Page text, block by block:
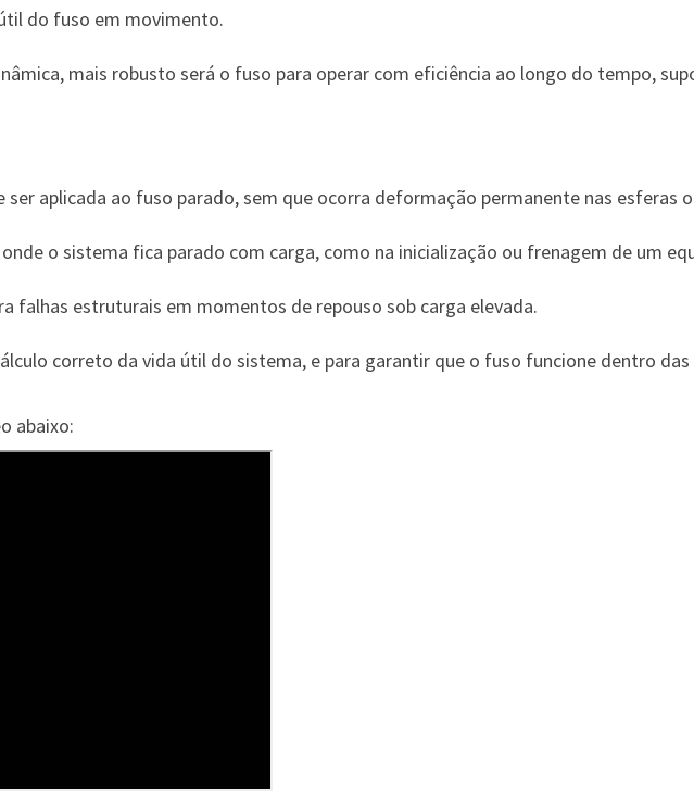
do fuso em movimento.
mais robusto será o fuso para operar com eficiência ao longo do tempo,
ser aplicada ao fuso parado, sem que ocorra deformação permanente nas esferas
o sistema fica parado com carga, como na inicialização ou frenagem de um
falhas estruturais em momentos de repouso sob carga elevada.
correto da vida útil do sistema, e para garantir que o fuso funcione dentro
abaixo: